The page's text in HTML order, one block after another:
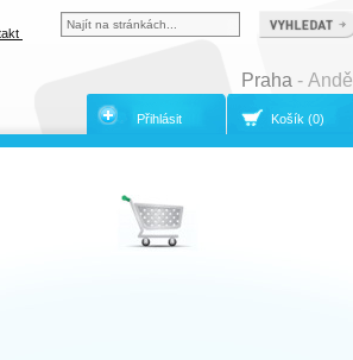
Praha - Anděl
Košík (0)
Přihlásit